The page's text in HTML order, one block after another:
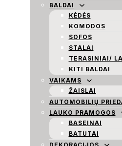
BALDAI
KĖDĖS
KOMODOS
SOFOS
STALAI
TERASINIAI/
KITI BALDAI
VAIKAMS
ŽAISLAI
AUTOMOBILIŲ
LAUKO PRAMOGOS
BASEINAI
BATUTAI